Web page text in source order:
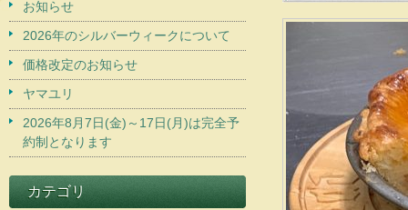
お知らせ
2026年のシルバーウィークについて
価格改定のお知らせ
ヤマユリ
2026年8月7日(金)～17日(月)は完全予
約制となります
カテゴリ